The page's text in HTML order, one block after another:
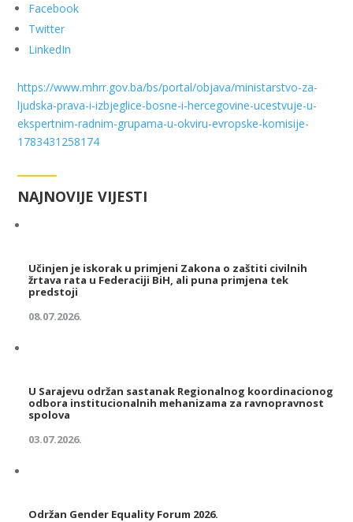
Facebook
Twitter
LinkedIn
https://www.mhrr.gov.ba/bs/portal/objava/ministarstvo-za-
ljudska-prava-i-izbjeglice-bosne-i-hercegovine-ucestvuje-u-
ekspertnim-radnim-grupama-u-okviru-evropske-komisije-
1783431258174
NAJNOVIJE VIJESTI
Učinjen je iskorak u primjeni Zakona o zaštiti civilnih
žrtava rata u Federaciji BiH, ali puna primjena tek
predstoji
08.07.2026.
U Sarajevu održan sastanak Regionalnog koordinacionog
odbora institucionalnih mehanizama za ravnopravnost
spolova
03.07.2026.
Održan Gender Equality Forum 2026.